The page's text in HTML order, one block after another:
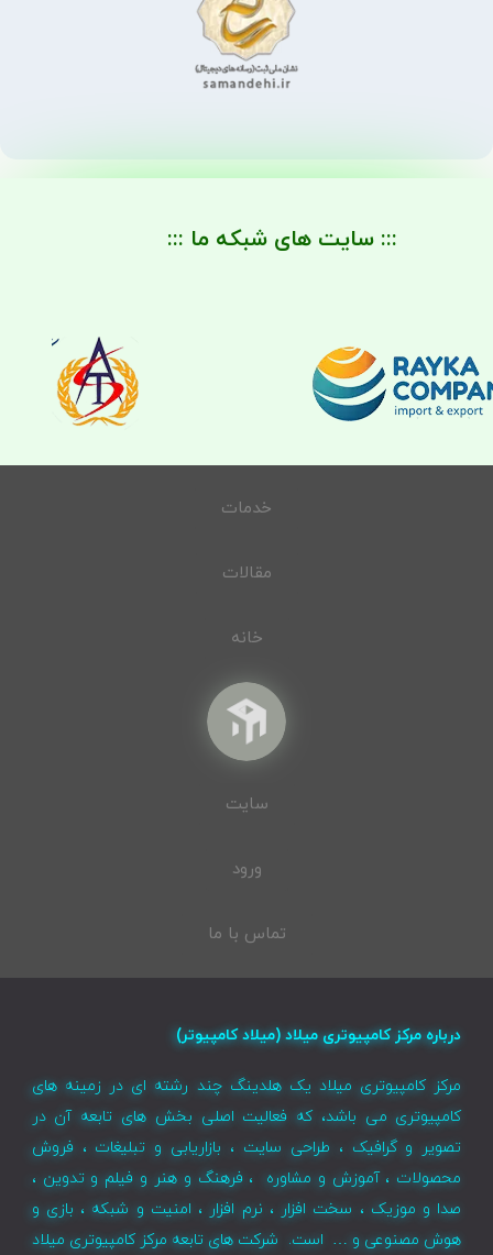
::: سایت های شبکه ما :::
خدمات
مقالات
خانه
سایت
ورود
تماس با ما
درباره مرکز کامپیوتری میلاد (میلاد کامپیوتر)
مرکز کامپیوتری میلاد یک هلدینگ چند رشته ای در زمینه های
کامپیوتری می باشد، که فعالیت اصلی بخش های تابعه آن در
تصویر و گرافیک ، طراحی سایت ، بازاریابی و تبلیغات ، فروش
محصولات ، آموزش و مشاوره ، فرهنگ و هنر و فیلم و تدوین ،
صدا و موزیک ، سخت افزار ، نرم افزار ، امنیت و شبکه ، بازی و
هوش مصنوعی و … است. شرکت های تابعه مرکز کامپیوتری میلاد